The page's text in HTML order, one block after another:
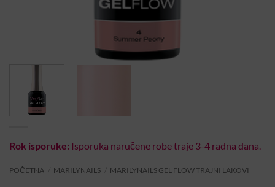
Rok isporuke: Isporuka naručene robe traje 3-4 radna dana.
POČETNA MARILYNAILS MARILYNAILS GEL FLOW TRAJNI LAKOVI